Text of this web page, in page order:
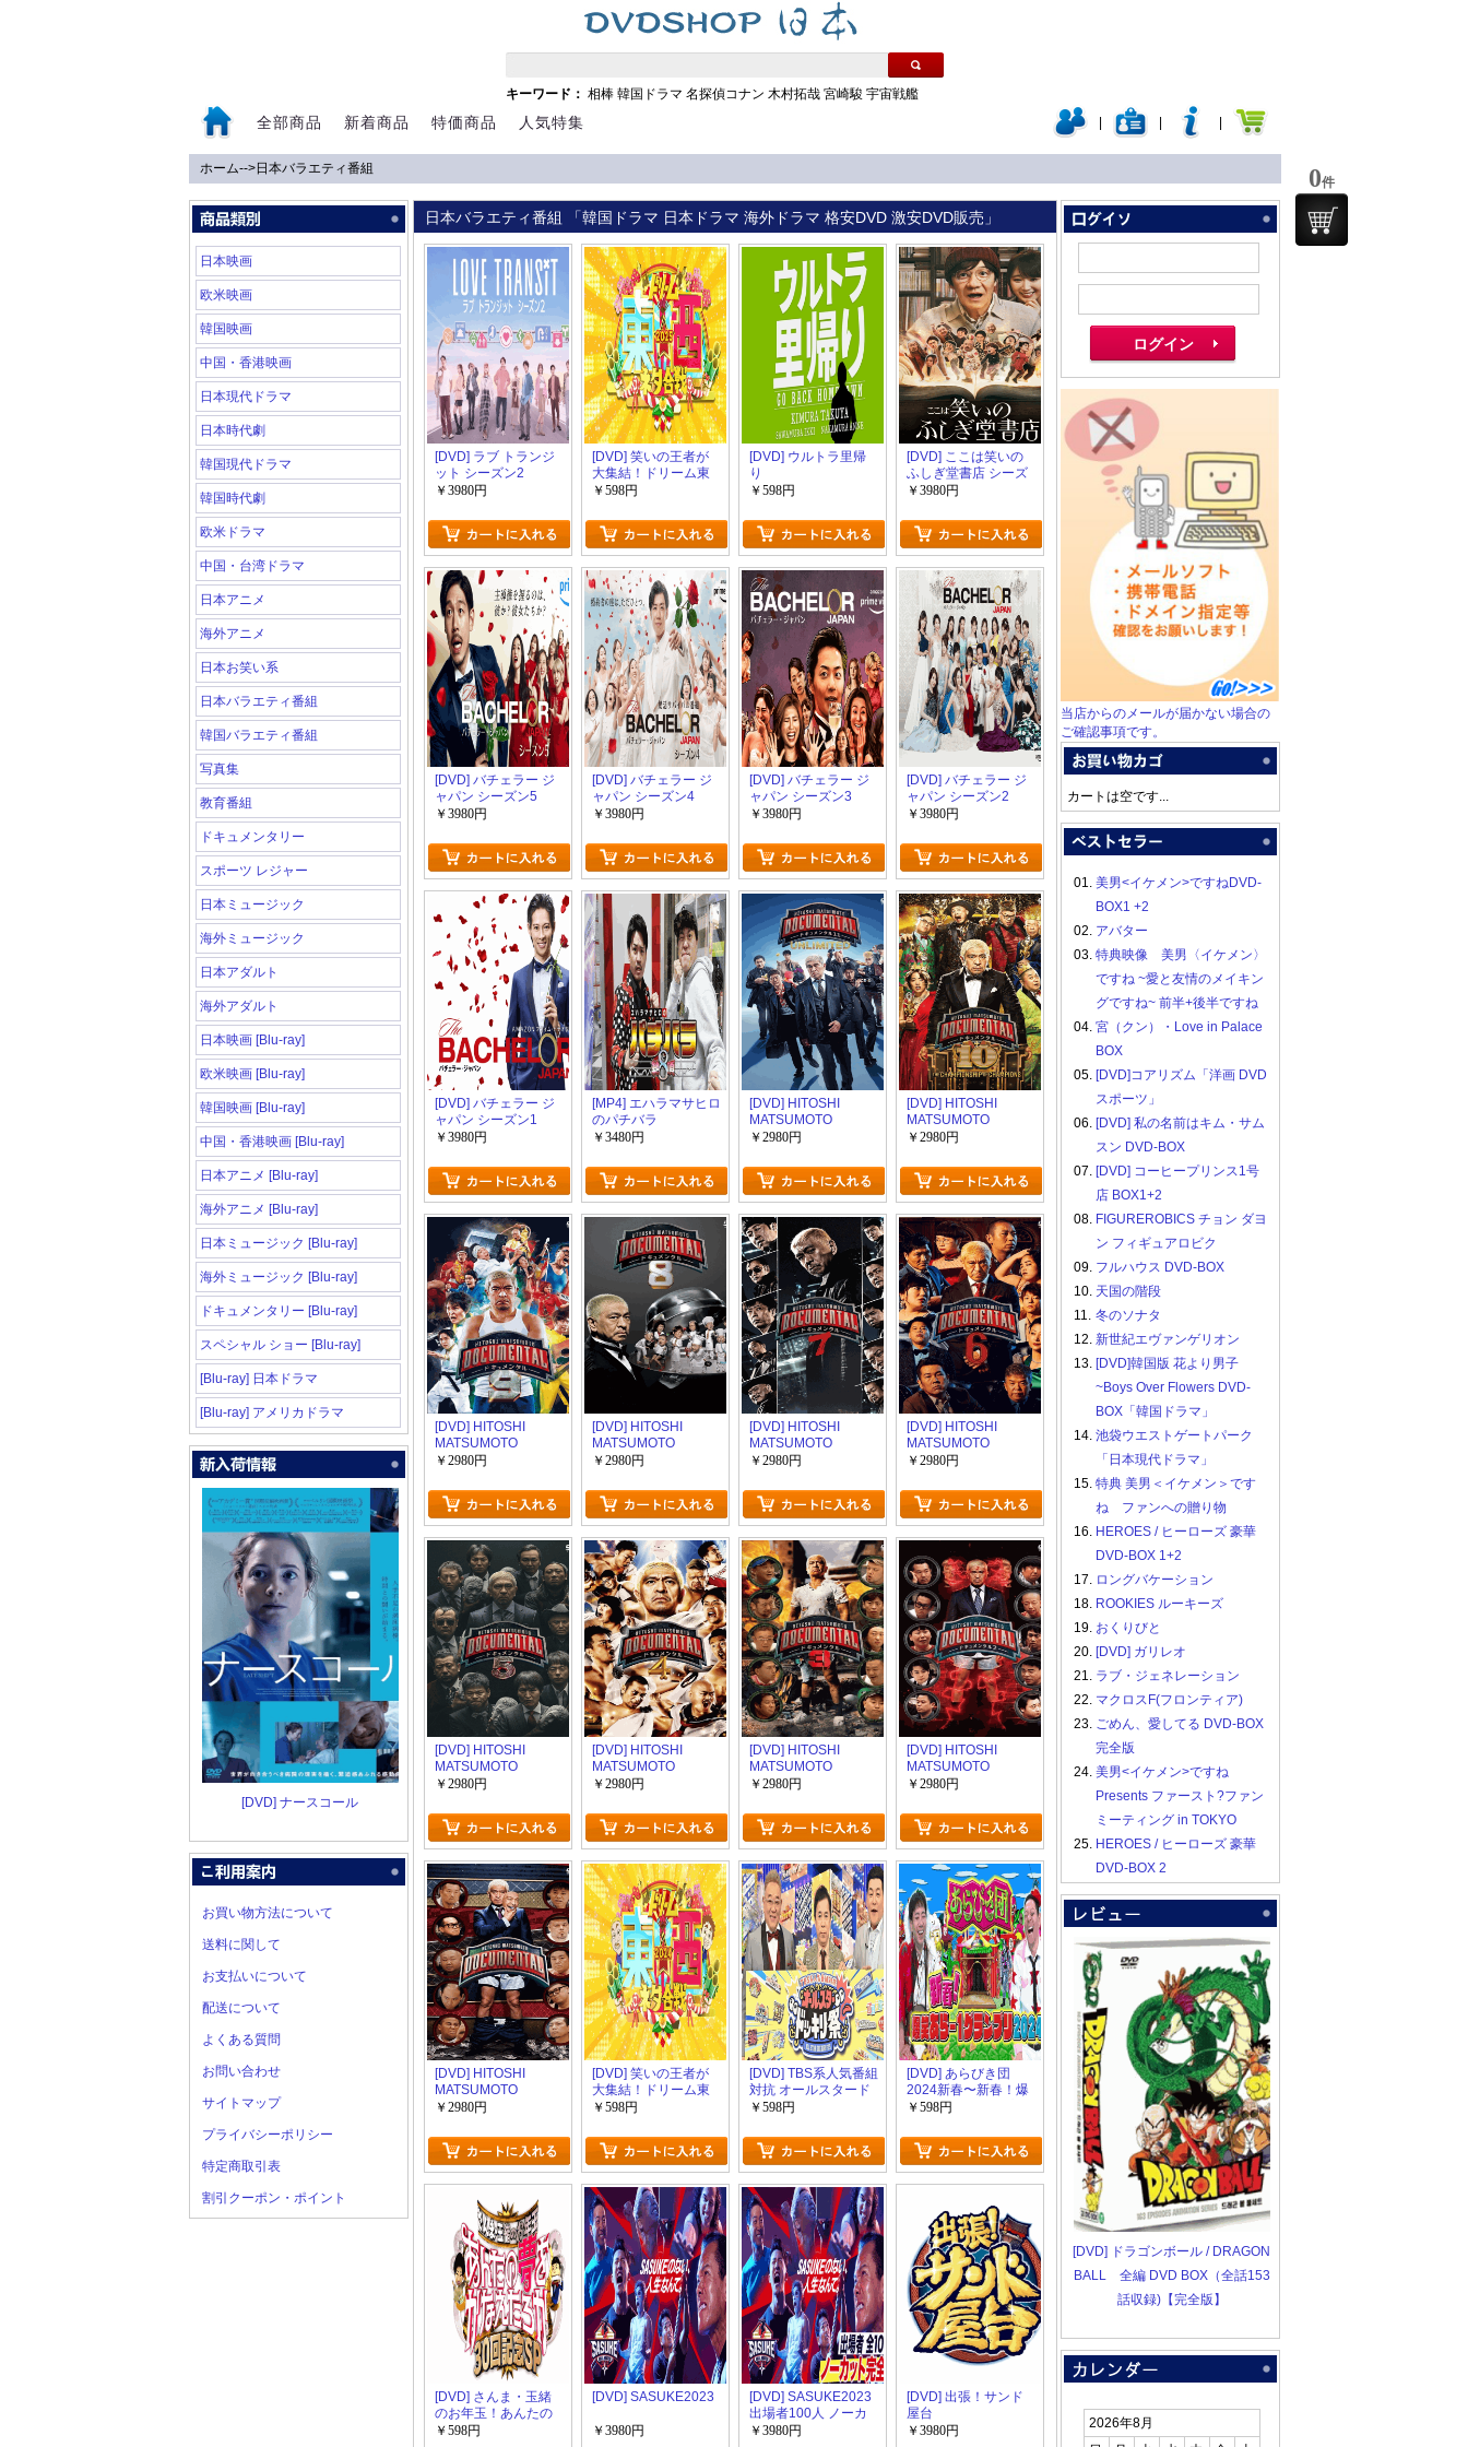
キーワード： 相棒 韓国ドラマ 名探偵コナン 木村拓哉 宮崎駿 宇宙戦艦
全部商品 新着商品 特価商品 人気特集
ホーム-->日本バラエティ番組
日本映画
欧米映画
韓国映画
中国・香港映画
日本現代ドラマ
日本時代劇
韓国現代ドラマ
韓国時代劇
欧米ドラマ
中国・台湾ドラマ
日本アニメ
海外アニメ
日本お笑い系
日本バラエティ番組
韓国バラエティ番組
写真集
教育番組
ドキュメンタリー
スポーツ レジャー
日本ミュージック
海外ミュージック
日本アダルト
海外アダルト
日本映画 [Blu-ray]
欧米映画 [Blu-ray]
韓国映画 [Blu-ray]
中国・香港映画 [Blu-ray]
日本アニメ [Blu-ray]
海外アニメ [Blu-ray]
日本ミュージック [Blu-ray]
海外ミュージック [Blu-ray]
ドキュメンタリー [Blu-ray]
スペシャル ショー [Blu-ray]
[Blu-ray] 日本ドラマ
[Blu-ray] アメリカドラマ
[DVD] ナースコール
お買い物方法について
送料に関して
お支払いについて
配送について
よくある質問
お問い合わせ
サイトマップ
プライバシーポリシー
特定商取引表
割引クーポン・ポイント
日本バラエティ番組 「韓国ドラマ 日本ドラマ 海外ドラマ 格安DVD 激安DVD販売」
[DVD] ラブ トランジ
ット シーズン2
￥3980円
[DVD] 笑いの王者が
大集結！ドリーム東
西ネタ合戦2025
￥598円
[DVD] ウルトラ里帰
り
￥598円
[DVD] ここは笑いの
ふしぎ堂書店 シーズ
ン1
￥3980円
[DVD] バチェラー ジ
ャパン シーズン5
￥3980円
[DVD] バチェラー ジ
ャパン シーズン4
￥3980円
[DVD] バチェラー ジ
ャパン シーズン3
￥3980円
[DVD] バチェラー ジ
ャパン シーズン2
￥3980円
[DVD] バチェラー ジ
ャパン シーズン1
￥3980円
[MP4] エハラマサヒロ
のパチバラ
8（31.89）
￥3480円
[DVD] HITOSHI
MATSUMOTO
Presents ドキュメン
￥2980円
[DVD] HITOSHI
MATSUMOTO
Presents ドキュメン
￥2980円
[DVD] HITOSHI
MATSUMOTO
Presents ドキュメン
￥2980円
[DVD] HITOSHI
MATSUMOTO
Presents ドキュメン
￥2980円
[DVD] HITOSHI
MATSUMOTO
Presents ドキュメン
￥2980円
[DVD] HITOSHI
MATSUMOTO
Presents ドキュメン
￥2980円
[DVD] HITOSHI
MATSUMOTO
Presents ドキュメン
￥2980円
[DVD] HITOSHI
MATSUMOTO
Presents ドキュメン
￥2980円
[DVD] HITOSHI
MATSUMOTO
Presents ドキュメン
￥2980円
[DVD] HITOSHI
MATSUMOTO
Presents ドキュメン
￥2980円
[DVD] HITOSHI
MATSUMOTO
Presents ドキュメン
￥2980円
[DVD] 笑いの王者が
大集結！ドリーム東
西ネタ合戦2024
￥598円
[DVD] TBS系人気番組
対抗 オールスタード
ッキリ祭
￥598円
[DVD] あらびき団
2024新春〜新春！爆
笑あら−1グランプリ
￥598円
[DVD] さんま・玉緒
のお年玉！あんたの
夢をかなえたろか
￥598円
[DVD] SASUKE2023
￥3980円
[DVD] SASUKE2023
出場者100人 ノーカ
ット完全版
￥3980円
[DVD] 出張！サンド
屋台
￥3980円
当店からのメールが届かない場合の
ご確認事項です。
カートは空です...
01. 美男<イケメン>ですねDVD-
BOX1 +2
02. アバター
03. 特典映像 美男〈イケメン〉
ですね ~愛と友情のメイキン
グですね~ 前半+後半ですね
04. 宮（クン）・Love in Palace
BOX
05. [DVD]コアリズム「洋画 DVD
スポーツ」
06. [DVD] 私の名前はキム・サム
スン DVD-BOX
07. [DVD] コーヒープリンス1号
店 BOX1+2
08. FIGUREROBICS チョン ダヨ
ン フィギュアロビク
09. フルハウス DVD-BOX
10. 天国の階段
11. 冬のソナタ
12. 新世紀エヴァンゲリオン
13. [DVD]韓国版 花より男子
~Boys Over Flowers DVD-
BOX「韓国ドラマ」
14. 池袋ウエストゲートパーク
「日本現代ドラマ」
15. 特典 美男＜イケメン＞です
ね ファンへの贈り物
16. HEROES / ヒーローズ 豪華
DVD-BOX 1+2
17. ロングバケーション
18. ROOKIES ルーキーズ
19. おくりびと
20. [DVD] ガリレオ
21. ラブ・ジェネレーション
22. マクロスF(フロンティア)
23. ごめん、愛してる DVD-BOX
完全版
24. 美男<イケメン>ですね
Presents ファースト?ファン
ミーティング in TOKYO
25. HEROES / ヒーローズ 豪華
DVD-BOX 2
[DVD] ドラゴンボール / DRAGON
BALL 全編 DVD BOX（全話153
話収録)【完全版】
2026年8月
0件
0